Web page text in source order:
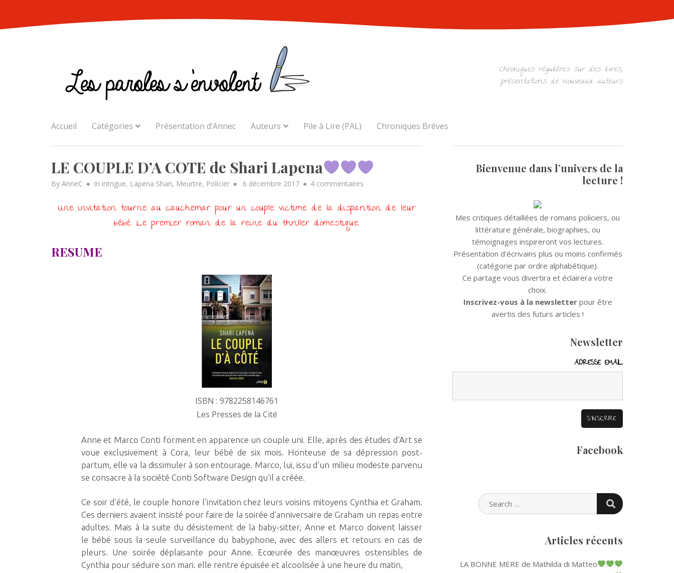
content
Chroniques régulières sur des livres,
présentations de nouveaux auteurs
Accueil Catégories Présentation d’Annec Auteurs Pile à Lire (PAL) Chroniques Brèves
LE COUPLE D’A COTE de Shari Lapena
By AnneC In intrigue, Lapena Shari, Meurtre, Policier
Posted
6 décembre 2017 4 commentaires
COUPLE
Une invitation tourne au cauchemar pour un couple victime de la disparition de leur
bébé. Le premier roman de la reine du thriller domestique.
RESUME
ISBN : 9782258146761
Les Presses de la Cité
Anne et Marco Conti forment en apparence un couple uni. Elle, après des études d’Art se
voue exclusivement à Cora, leur bébé de six mois. Honteuse de sa dépression post-
partum, elle va la dissimuler à son entourage. Marco, lui, issu d’un milieu modeste parvenu
se consacre à la société Conti Software Design qu’il a créée.
Ce soir d’été, le couple honore l’invitation chez leurs voisins mitoyens Cynthia et Graham.
Ces derniers avaient insisté pour faire de la soirée d’anniversaire de Graham un repas entre
adultes. Mais à la suite du désistement de la baby-sitter, Anne et Marco doivent laisser
le bébé sous la seule surveillance du babyphone, avec des allers et retours en cas de
pleurs. Une soirée déplaisante pour Anne. Ecœurée des manœuvres ostensibles de
Cynthia pour séduire son mari. elle rentre épuisée et alcoolisée à une heure du matin,
Bienvenue dans l’univers de la
lecture !
Mes critiques détaillées de romans policiers, ou
littérature générale, biographies, ou
témoignages inspireront vos lectures.
Présentation d’écrivains plus ou moins confirmés
(catégorie par ordre alphabétique).
Ce partage vous divertira et éclairera votre
choix.
Inscrivez-vous à la newsletterpour être
avertis des futurs articles !
Newsletter
ADRESSE EMAIL
Facebook
SEARCH
FOR:
SEARCH
Articles récents
LA BONNE MERE de Mathilda di Matteo